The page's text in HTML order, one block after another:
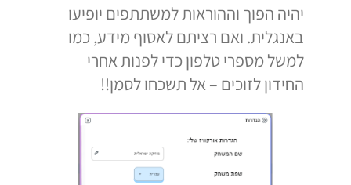
יהיה הפוך וההוראות למשתתפים יופיעו
באנגלית. ואם רציתם לאסוף מידע, כמו
למשל מספרי טלפון כדי לפנות אחרי
החידון לזוכים – אל תשכחו לסמן!!